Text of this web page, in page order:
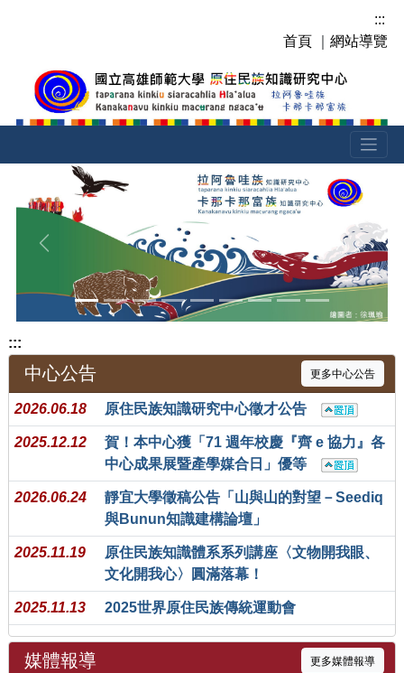
容
塊
:::
首頁
網站導覽
上一張 下一張
:::
中心公告 更多中心公告
2026.06.18 原住民族知識研究中心徵才公告
2025.12.12
賀！本中心獲「71 週年校慶『齊 e 協力』各
中心成果展暨產學媒合日」優等
2026.06.24
靜宜大學徵稿公告「山與山的對望－Seediq
與Bunun知識建構論壇」
2025.11.19
原住民族知識體系系列講座〈文物開我眼、
文化開我心〉圓滿落幕！
2025.11.13 2025世界原住民族傳統運動會
媒體報導 更多媒體報導